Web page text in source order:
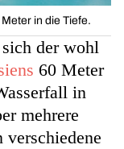
in die Tiefe.
der wohl
60 Meter
in
mehrere